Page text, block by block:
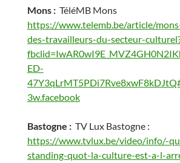
Mons : TéléMB Mons
https://www.telemb.be/article/
des-travailleurs-du-secteur-
ED-
3w.facebook
Bastogne : TV Lux Bastogne :
https://www.tvlux.be/video/info/-
standing-quot-la-culture-est-a-l-